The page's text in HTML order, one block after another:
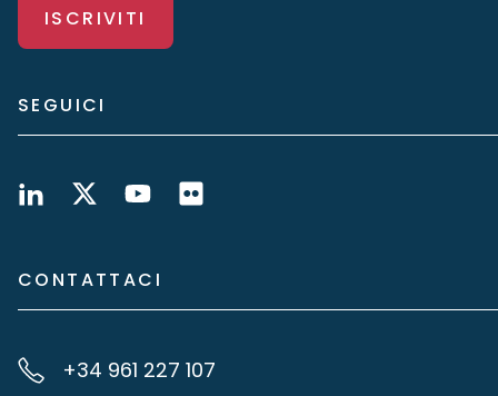
ISCRIVITI
SEGUICI
CONTATTACI
+34 961 227 107